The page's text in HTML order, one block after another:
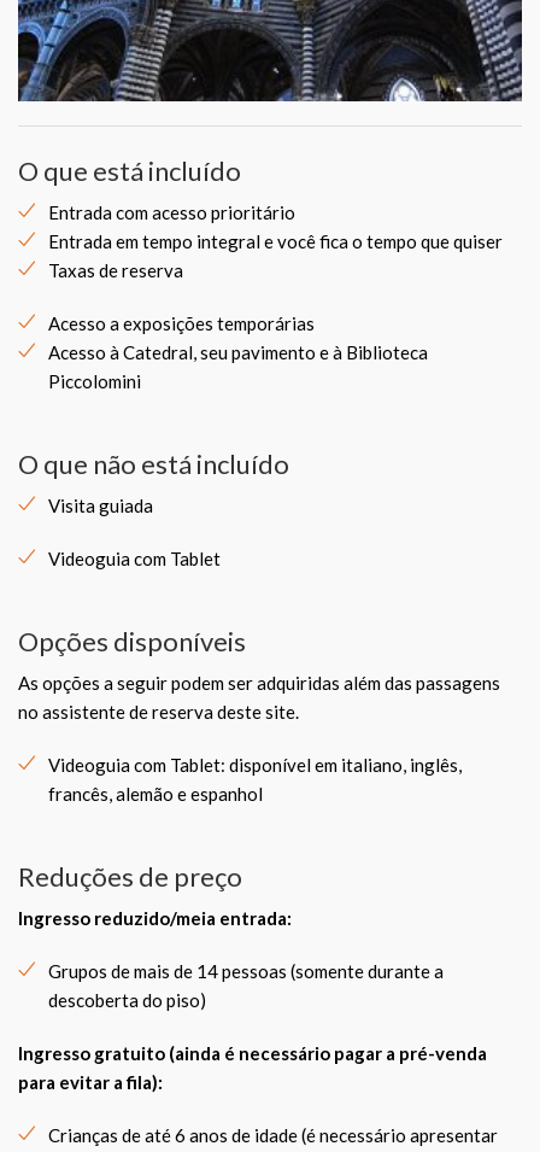
O que está incluído
Entrada com acesso prioritário
Entrada em tempo integral e você fica o tempo que quiser
Taxas de reserva
Acesso a exposições temporárias
Acesso à Catedral, seu pavimento e à Biblioteca
Piccolomini
O que não está incluído
Visita guiada
Videoguia com Tablet
Opções disponíveis
As opções a seguir podem ser adquiridas além das passagens
no assistente de reserva deste site.
Videoguia com Tablet: disponível em italiano, inglês,
francês, alemão e espanhol
Reduções de preço
Ingresso reduzido/meia entrada:
Grupos de mais de 14 pessoas (somente durante a
descoberta do piso)
Ingresso gratuito (ainda é necessário pagar a pré-venda
para evitar a fila):
Crianças de até 6 anos de idade (é necessário apresentar